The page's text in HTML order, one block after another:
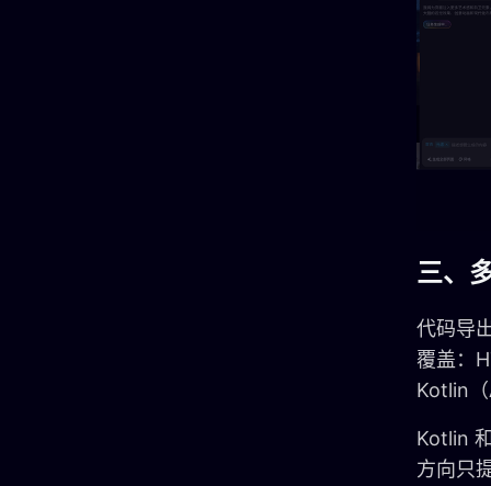
三、
代码导
覆盖：
Kotlin
Kotlin
方向只